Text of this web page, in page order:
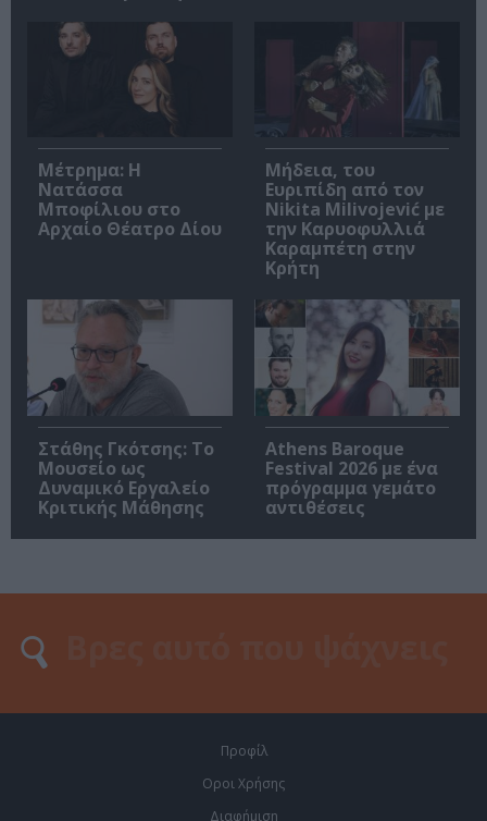
Μέτρημα: Η
Νατάσσα
Μποφίλιου στο
Αρχαίο Θέατρο Δίου
Μήδεια, του
Ευριπίδη από τον
Nikita Milivojević με
την Καρυοφυλλιά
Καραμπέτη στην
Κρήτη
Στάθης Γκότσης: Το
Μουσείο ως
Δυναμικό Εργαλείο
Κριτικής Μάθησης
Athens Baroque
Festival 2026 με ένα
πρόγραμμα γεμάτο
αντιθέσεις
Προφίλ
Οροι Χρήσης
Διαφήμιση